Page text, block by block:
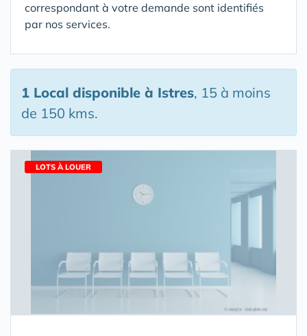
correspondant à votre demande sont identifiés
par nos services.
1 Local disponible à Istres, 15 à moins
de 150 kms.
LOTS À LOUER